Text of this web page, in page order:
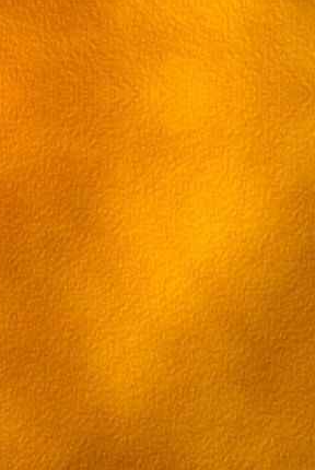
озвучкой. Притного